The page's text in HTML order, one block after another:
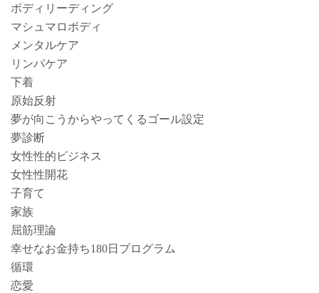
ボディリーディング
マシュマロボディ
メンタルケア
リンパケア
下着
原始反射
夢が向こうからやってくるゴール設定
夢診断
女性性的ビジネス
女性性開花
子育て
家族
屈筋理論
幸せなお金持ち180日プログラム
循環
恋愛